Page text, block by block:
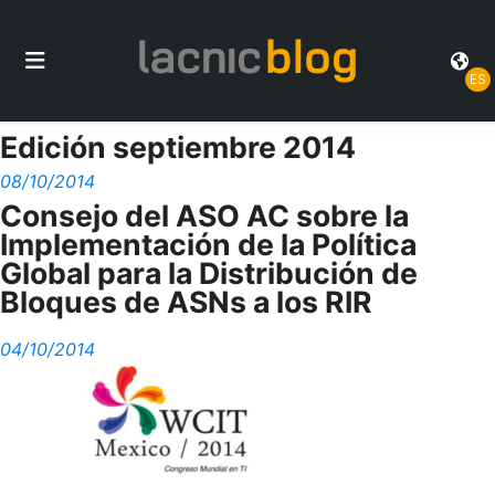
ES
Edición septiembre 2014
08/10/2014
Consejo del ASO AC sobre la
Implementación de la Política
Global para la Distribución de
Bloques de ASNs a los RIR
04/10/2014